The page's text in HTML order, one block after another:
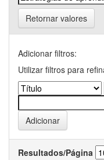
Retornar valores
Adicionar filtros:
Utilizar filtros para
Resultados/Página